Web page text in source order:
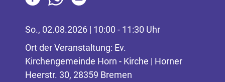
So., 02.08.2026 | 10:00 - 11:30 Uhr
Ort der Veranstaltung: Ev.
Kirchengemeinde Horn - Kirche | Horner
Heerstr. 30, 28359 Bremen